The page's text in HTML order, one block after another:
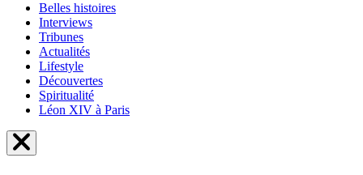
Belles histoires
Interviews
Tribunes
Actualités
Lifestyle
Découvertes
Spiritualité
Léon XIV à Paris